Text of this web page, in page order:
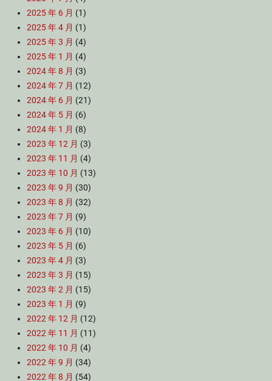
2025 年 6 月 (1)
2025 年 4 月 (1)
2025 年 3 月 (4)
2025 年 1 月 (4)
2024 年 8 月 (3)
2024 年 7 月 (12)
2024 年 6 月 (21)
2024 年 5 月 (6)
2024 年 1 月 (8)
2023 年 12 月 (3)
2023 年 11 月 (4)
2023 年 10 月 (13)
2023 年 9 月 (30)
2023 年 8 月 (32)
2023 年 7 月 (9)
2023 年 6 月 (10)
2023 年 5 月 (6)
2023 年 4 月 (3)
2023 年 3 月 (15)
2023 年 2 月 (15)
2023 年 1 月 (9)
2022 年 12 月 (12)
2022 年 11 月 (11)
2022 年 10 月 (4)
2022 年 9 月 (34)
2022 年 8 月 (54)